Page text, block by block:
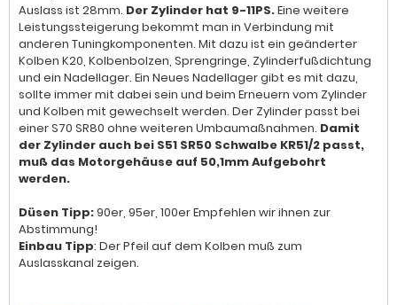
Auslass ist 28mm. Der Zylinder hat 9-11PS.Eine weitere
Leistungssteigerung bekommt man in Verbindung mit
anderen Tuningkomponenten. Mit dazu ist ein geänderter
Kolben K20, Kolbenbolzen, Sprengringe, Zylinderfußdichtung
und ein Nadellager. Ein Neues Nadellager gibt es mit dazu,
sollte immer mit dabei sein und beim Erneuern vom Zylinder
und Kolben mit gewechselt werden. Der Zylinder passt bei
einer S70 SR80 ohne weiteren Umbaumaßnahmen. Damit
der Zylinder auch bei S51 SR50 Schwalbe KR51/2 passt,
muß das Motorgehäuse auf 50,1mm Aufgebohrt
werden.
Düsen Tipp:90er, 95er, 100er Empfehlen wir ihnen zur
Abstimmung!
Einbau Tipp: Der Pfeil auf dem Kolben muß zum
Auslasskanal zeigen.